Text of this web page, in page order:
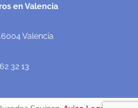
en Valencia
Valencia
32 13